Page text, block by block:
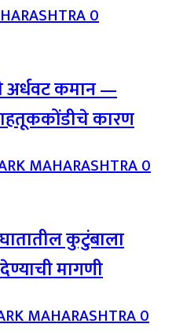
0
अर्धवट कमान —
कारण
MAHARASHTRA0
कुटुंबाला
मागणी
MAHARASHTRA0